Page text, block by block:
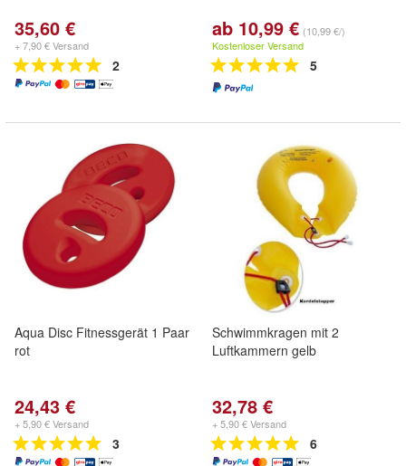
35,60 €
+ 7,90 € Versand
2
ab 10,99 € (10,99 €/)
Kostenloser Versand
5
Aqua Disc Fitnessgerät 1 Paar
rot
24,43 €
+ 5,90 € Versand
3
Schwimmkragen mit 2
Luftkammern gelb
32,78 €
+ 5,90 € Versand
6